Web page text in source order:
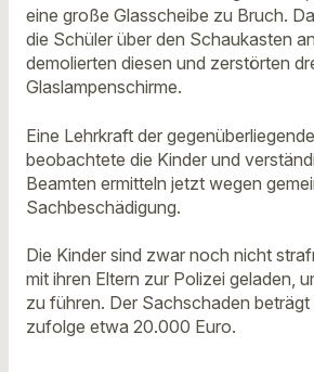
eine große Glasscheibe zu Bruch.
die Schüler über den Schaukasten
demolierten diesen und zerstörten
Glaslampenschirme.
Eine Lehrkraft der
beobachtete die Kinder und
Beamten ermitteln jetzt wegen
Sachbeschädigung.
Die Kinder sind zwar noch nicht
mit ihren Eltern zur Polizei geladen,
zu führen. Der Sachschaden
zufolge etwa 20.000 Euro.